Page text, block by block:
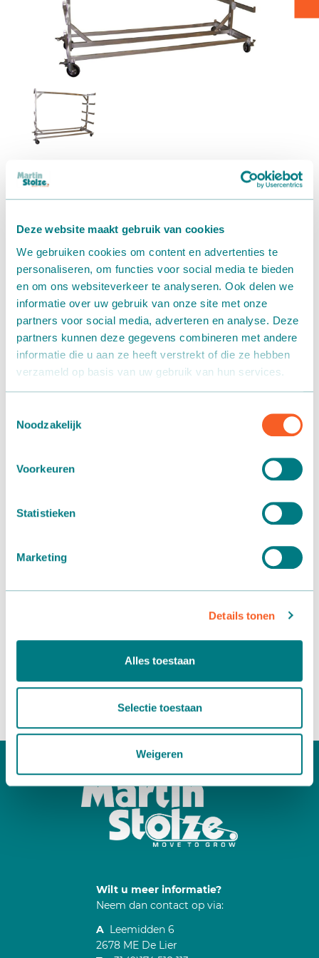
Deze website maakt gebruik van cookies
We gebruiken cookies om content en advertenties te
personaliseren, om functies voor social media te bieden
en om ons websiteverkeer te analyseren. Ook delen we
informatie over uw gebruik van onze site met onze
partners voor social media, adverteren en analyse. Deze
partners kunnen deze gegevens combineren met andere
informatie die u aan ze heeft verstrekt of die ze hebben
verzameld op basis van uw gebruik van hun services.
Noodzakelijk
Voorkeuren
Statistieken
Marketing
Details tonen
Alles toestaan
Selectie toestaan
Weigeren
Transportbandenkar
Accessoires
Om de mobiele EasyMax transportbanden eenvoudig te
vervoeren en op te slaan hebben we een
transportbandenkar. Het strakke design en de
functionaliteit maken deze aluminium kar een handige
accessoire bij efficiënt intern transport.
Wilt u meer weten?
Otti Blok
Wilt u meer informatie?
Neem dan contact op via:
ALeemidden 6
2678 ME De Lier
Verpakken - Inpakken - Sorteren
Accessoires